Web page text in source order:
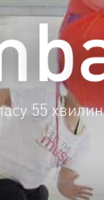
55 хвилин